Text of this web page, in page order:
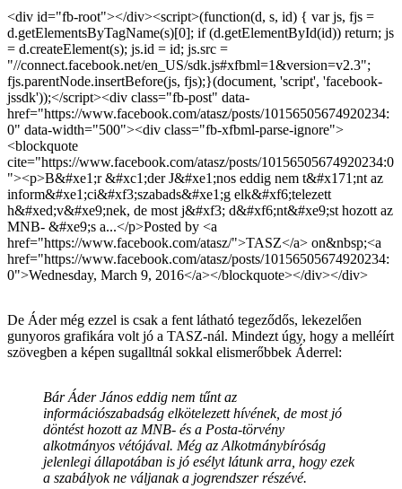
<div id="fb-root"></div><script>(function(d, s, id) { var js, fjs =
d.getElementsByTagName(s)[0]; if (d.getElementById(id)) return; js
= d.createElement(s); js.id = id; js.src =
"//connect.facebook.net/en_US/sdk.js#xfbml=1&version=v2.3";
fjs.parentNode.insertBefore(js, fjs);}(document, 'script', 'facebook-
jssdk'));</script><div class="fb-post" data-
href="https://www.facebook.com/atasz/posts/10156505674920234:
0" data-width="500"><div class="fb-xfbml-parse-ignore">
<blockquote
cite="https://www.facebook.com/atasz/posts/10156505674920234:0
"><p>B&#xe1;r &#xc1;der J&#xe1;nos eddig nem t&#x171;nt az
inform&#xe1;ci&#xf3;szabads&#xe1;g elk&#xf6;telezett
h&#xed;v&#xe9;nek, de most j&#xf3; d&#xf6;nt&#xe9;st hozott az
MNB- &#xe9;s a...</p>Posted by <a
href="https://www.facebook.com/atasz/">TASZ</a> on&nbsp;<a
href="https://www.facebook.com/atasz/posts/10156505674920234:
0">Wednesday, March 9, 2016</a></blockquote></div></div>
De Áder még ezzel is csak a fent látható tegeződős, lekezelően
gunyoros grafikára volt jó a TASZ-nál. Mindezt úgy, hogy a melléírt
szövegben a képen sugalltnál sokkal elismerőbbek Áderrel:
Bár Áder János eddig nem tűnt az
információszabadság elkötelezett hívének, de most jó
döntést hozott az MNB- és a Posta-törvény
alkotmányos vétójával. Még az Alkotmánybíróság
jelenlegi állapotában is jó esélyt látunk arra, hogy ezek
a szabályok ne váljanak a jogrendszer részévé.